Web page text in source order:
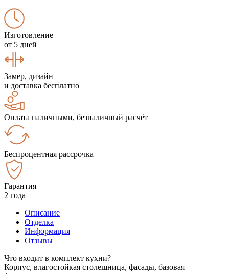
Изготовление
от 5 дней
Замер, дизайн
и доставка бесплатно
Оплата наличными, безналичный расчёт
Беспроцентная рассрочка
Гарантия
2 года
Описание
Отделка
Информация
Отзывы
Что входит в комплект кухни?
Корпус, влагостойкая столешница, фасады, базовая